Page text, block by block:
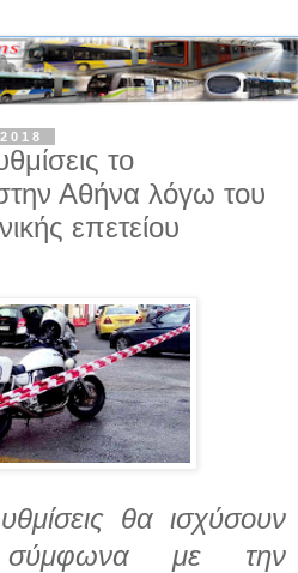
το
Αθήνα λόγω του
επετείου
θα ισχύσουν
με την